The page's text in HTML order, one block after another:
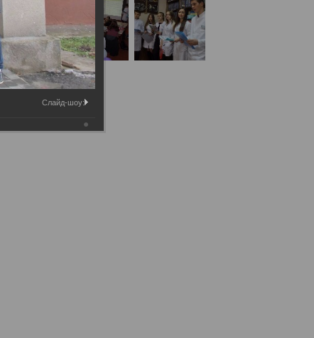
Слайд-шоу: